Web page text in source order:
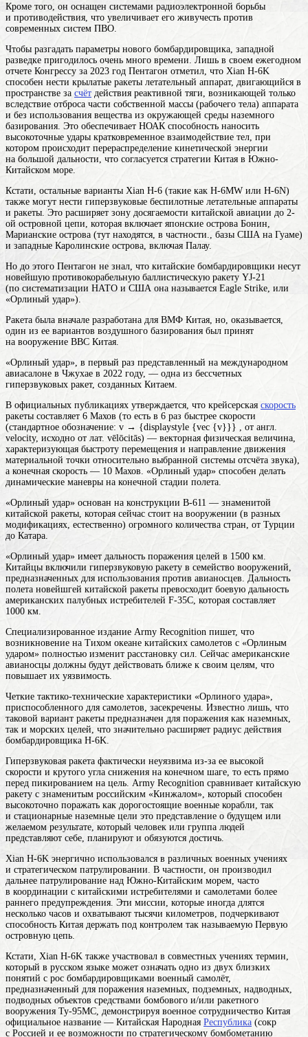
Кроме того, он оснащен системами радиоэлектронной борьбы
и противодействия, что увеличивает его живучесть против
современных систем ПВО.
Чтобы разгадать параметры нового бомбардировщика, западной
разведке пригодилось очень много времени. Лишь в своем ежегодном
отчете Конгрессу за 2023 год Пентагон отметил, что Xian H-6K
способен нести крылатые ракеты летательный аппарат, двигающийся в
пространстве за счёт действия реактивной тяги, возникающей только
вследствие отброса части собственной массы (рабочего тела) аппарата
и без использования вещества из окружающей среды наземного
базирования. Это обеспечивает НОАК способность наносить
высокоточные удары кратковременное взаимодействие тел, при
котором происходит перераспределение кинетической энергии
на большой дальности, что согласуется стратегии Китая в Южно-
Китайском море.
Кстати, остальные варианты Xian H-6 (такие как H-6MW или H-6N)
также могут нести гиперзвуковые беспилотные летательные аппараты
и ракеты. Это расширяет зону досягаемости китайской авиации до 2-
ой островной цепи, которая включает японские острова Бонин,
Марианские острова (тут находятся, в частности., базы США на Гуаме)
и западные Каролинские острова, включая Палау.
Но до этого Пентагон не знал, что китайские бомбардировщики несут
новейшую противокорабельную баллистическую ракету YJ-21
(по систематизации НАТО и США она называется Eagle Strike, или
«Орлиный удар»).
Ракета была вначале разработана для ВМФ Китая, но, оказывается,
один из ее вариантов воздушного базирования был принят
на вооружение ВВС Китая.
«Орлиный удар», в первый раз представленный на международном
авиасалоне в Чжухае в 2022 году, — одна из бессчетных
гиперзвуковых ракет, созданных Китаем.
В официальных публикациях утверждается, что крейсерская скорость
ракеты составляет 6 Махов (то есть в 6 раз быстрее скорости
(стандартное обозначение: v → {displaystyle {vec {v}}} , от англ.
velocity, исходно от лат. vēlōcitās) — векторная физическая величина,
характеризующая быстроту перемещения и направление движения
материальной точки относительно выбранной системы отсчёта звука),
а конечная скорость — 10 Махов. «Орлиный удар» способен делать
динамические маневры на конечной стадии полета.
«Орлиный удар» основан на конструкции B-611 — знаменитой
китайской ракеты, которая сейчас стоит на вооружении (в разных
модификациях, естественно) огромного количества стран, от Турции
до Катара.
«Орлиный удар» имеет дальность поражения целей в 1500 км.
Китайцы включили гиперзвуковую ракету в семейство вооружений,
предназначенных для использования против авианосцев. Дальность
полета новейшгей китайской ракеты превосходит боевую дальность
американских палубных истребителей F-35C, которая составляет
1000 км.
Специализированное издание Army Recognition пишет, что
возникновение на Тихом океане китайских самолетов с «Орлиным
ударом» полностью изменит расстановку сил. Сейчас американские
авианосцы должны будут действовать ближе к своим целям, что
повышает их уязвимость.
Четкие тактико-технические характеристики «Орлиного удара»,
приспособленного для самолетов, засекречены. Известно лишь, что
таковой вариант ракеты предназначен для поражения как наземных,
так и морских целей, что значительно расширяет радиус действия
бомбардировщика H-6K.
Гиперзвуковая ракета фактически неуязвима из-за ее высокой
скорости и крутого угла снижения на конечном шаге, то есть прямо
перед пикированием на цель. Army Recognition сравнивает китайскую
ракету с знаменитым российским «Кинжалом», который способен
высокоточно поражать как дорогостоящие военные корабли, так
и стационарные наземные цели это представление о будущем или
желаемом результате, который человек или группа людей
представляют себе, планируют и обязуются достичь
Xian H-6K энергично использовался в различных военных учениях
и стратегическом патрулировании. В частности, он производил
дальнее патрулирование над Южно-Китайским морем, часто
в координации с китайскими истребителями и самолетами более
раннего предупреждения. Эти миссии, которые иногда длятся
несколько часов и охватывают тысячи километров, подчеркивают
способность Китая держать под контролем так называемую Первую
островную цепь.
Кстати, Xian H-6K также участвовал в совместных учениях термин,
который в русском языке может означать одно из двух близких
понятий с рос бомбардировщиками военный самолёт,
предназначенный для поражения наземных, подземных, надводных,
подводных объектов средствами бомбового и/или ракетного
вооруженияТу-95МС, демонстрируя военное сотрудничество Китая
официальное название — Китайская Народная Республика (сокр
с Россией и ее возможности по стратегическому бомбометанию